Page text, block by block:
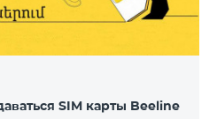
SIM карты Beeline